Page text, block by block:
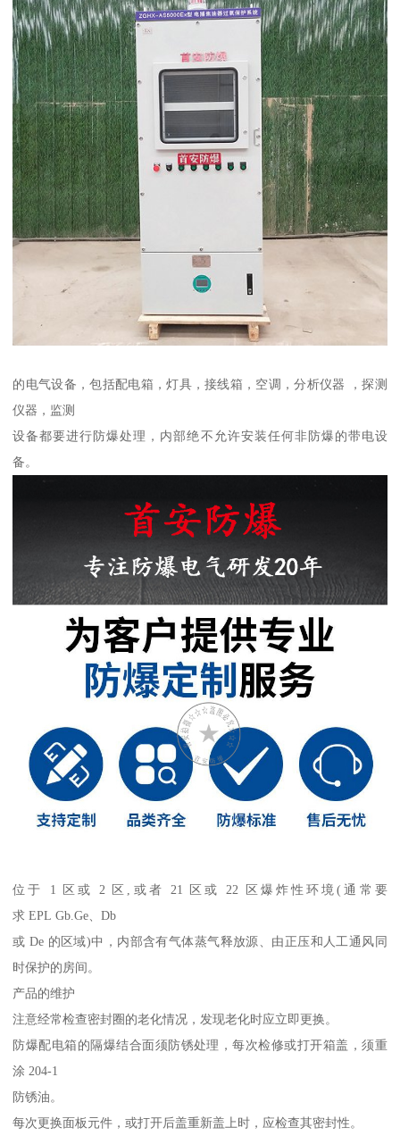
的电气设备，包括配电箱，灯具，接线箱，空调，分析仪器 ，探测
仪器，监测
设备都要进行防爆处理，内部绝不允许安装任何非防爆的带电设
备。
位于 1 区或 2 区,或者 21 区或 22 区爆炸性环境(通常要
求 EPL Gb.Ge、Db
或 De 的区域)中，内部含有气体蒸气释放源、由正压和人工通风同
时保护的房间。
产品的维护
注意经常检查密封圈的老化情况，发现老化时应立即更换。
防爆配电箱的隔爆结合面须防锈处理，每次检修或打开箱盖，须重
涂 204-1
防锈油。
每次更换面板元件，或打开后盖重新盖上时，应检查其密封性。